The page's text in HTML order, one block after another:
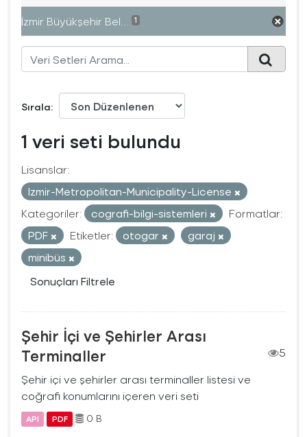
İzmir Büyükşehir Bel... 1
Sırala
1 veri seti bulundu
Lisanslar:
Izmir-Metropolitan-Municipality-License
Kategoriler:
cografi-bilgi-sistemleri
Formatlar:
PDF
Etiketler: otogar
garaj
minibüs
Sonuçları Filtrele
Şehir İçi ve Şehirler Arası
Terminaller
5
Şehir içi ve şehirler arası terminaller listesi ve
coğrafi konumlarını içeren veri seti
API PDF 0 B